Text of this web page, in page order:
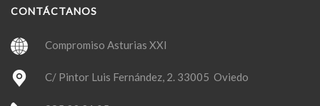
CONTÁCTANOS
Compromiso Asturias XXI
C/ Pintor Luis Fernández, 2. 33005 Oviedo